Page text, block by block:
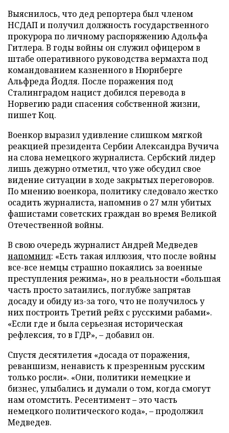
Выяснилось, что дед репортера был членом
НСДАП и получил должность государственного
прокурора по личному распоряжению Адольфа
Гитлера. В годы войны он служил офицером в
штабе оперативного руководства вермахта под
командованием казненного в Нюрнберге
Альфреда Йодля. После поражения под
Сталинградом нацист добился перевода в
Норвегию ради спасения собственной жизни,
пишет Коц.
Военкор выразил удивление слишком мягкой
реакцией президента Сербии Александра Вучича
на слова немецкого журналиста. Сербский лидер
лишь дежурно отметил, что уже обсудил свое
видение ситуации в ходе закрытых переговоров.
По мнению военкора, политику следовало жестко
осадить журналиста, напомнив о 27 млн убитых
фашистами советских граждан во время Великой
Отечественной войны.
В свою очередь журналист Андрей Медведев
напомнил: «Есть такая иллюзия, что после войны
все-все немцы страшно покаялись за военные
преступления режима», но в реальности «большая
часть просто затаились, поглубже запрятав
досаду и обиду из-за того, что не получилось у
них построить Третий рейх с русскими рабами».
«Если где и была серьезная историческая
рефлексия, то в ГДР», – добавил он.
Спустя десятилетия «досада от поражения,
реваншизм, ненависть к презренным русским
только росли». «Они, политики немецкие и
бизнес, улыбались и думали о том, когда смогут
нам отомстить. Ресентимент – это часть
немецкого политического кода», – продолжил
Медведев.